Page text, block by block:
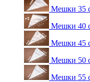
Мешки 35
Мешки 40
Мешки 45
Мешки 50
Мешки 55